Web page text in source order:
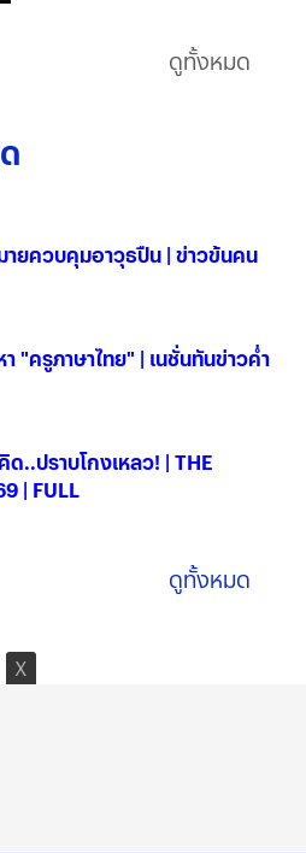
ดูทั้งหมด
ยควบคุมอาวุธปืน | ข่าวข้นคน
"ครูภาษาไทย" | เนชั่นทันข่าวค่ำ
..ปราบโกงเหลว! | THE
| FULL
ดูทั้งหมด